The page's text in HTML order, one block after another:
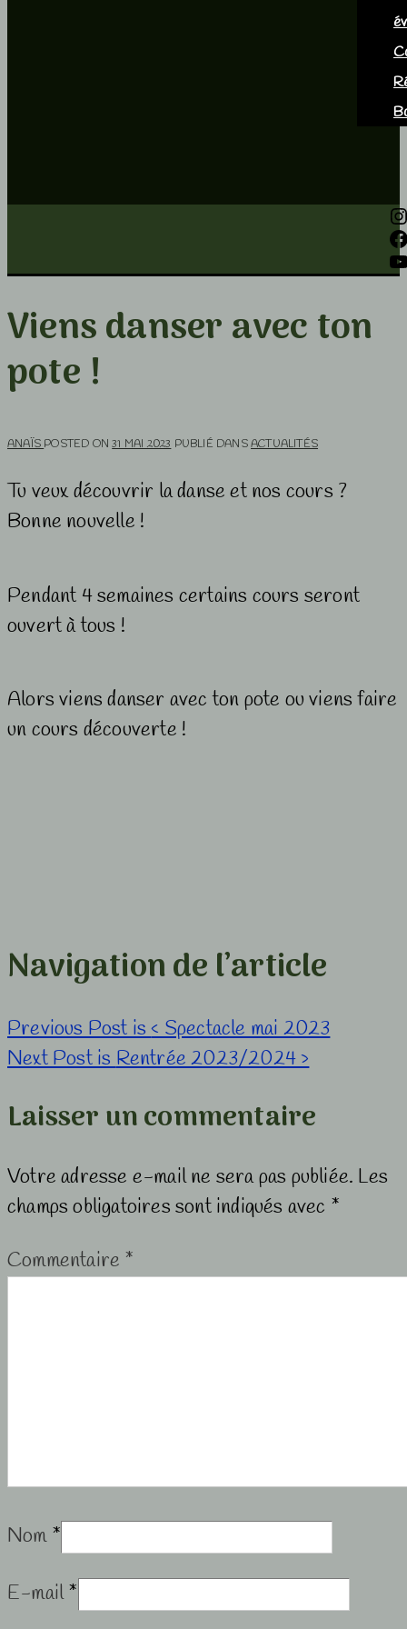
Viens danser avec ton
pote !
ANAÏS POSTED ON31 MAI 2023 PUBLIÉ DANSACTUALITÉS
Tu veux découvrir la danse et nos cours ?
Bonne nouvelle !
Pendant 4 semaines certains cours seront
ouvert à tous !
Alors viens danser avec ton pote ou viens faire
un cours découverte !
Navigation de l’article
Previous Post is‹ Spectacle mai 2023
Next Post is Rentrée 2023/2024 ›
Laisser un commentaire
Votre adresse e-mail ne sera pas publiée. Les
champs obligatoires sont indiqués avec *
Commentaire *
Nom *
E-mail*